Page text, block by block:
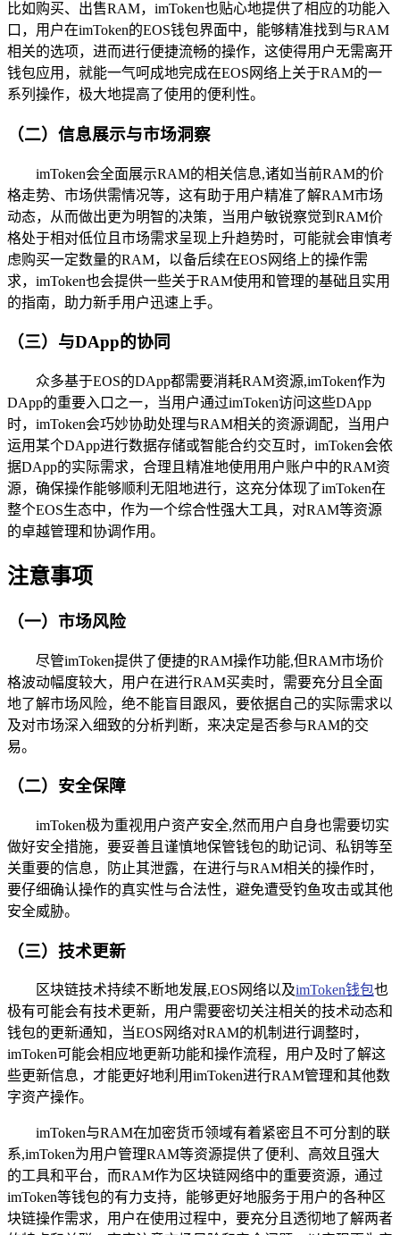
比如购买、出售RAM，imToken也贴心地提供了相应的功能入
口，用户在imToken的EOS钱包界面中，能够精准找到与RAM
相关的选项，进而进行便捷流畅的操作，这使得用户无需离开
钱包应用，就能一气呵成地完成在EOS网络上关于RAM的一
系列操作，极大地提高了使用的便利性。
（二）信息展示与市场洞察
imToken会全面展示RAM的相关信息,诸如当前RAM的价
格走势、市场供需情况等，这有助于用户精准了解RAM市场
动态，从而做出更为明智的决策，当用户敏锐察觉到RAM价
格处于相对低位且市场需求呈现上升趋势时，可能就会审慎考
虑购买一定数量的RAM，以备后续在EOS网络上的操作需
求，imToken也会提供一些关于RAM使用和管理的基础且实用
的指南，助力新手用户迅速上手。
（三）与DApp的协同
众多基于EOS的DApp都需要消耗RAM资源,imToken作为
DApp的重要入口之一，当用户通过imToken访问这些DApp
时，imToken会巧妙协助处理与RAM相关的资源调配，当用户
运用某个DApp进行数据存储或智能合约交互时，imToken会依
据DApp的实际需求，合理且精准地使用用户账户中的RAM资
源，确保操作能够顺利无阻地进行，这充分体现了imToken在
整个EOS生态中，作为一个综合性强大工具，对RAM等资源
的卓越管理和协调作用。
注意事项
（一）市场风险
尽管imToken提供了便捷的RAM操作功能,但RAM市场价
格波动幅度较大，用户在进行RAM买卖时，需要充分且全面
地了解市场风险，绝不能盲目跟风，要依据自己的实际需求以
及对市场深入细致的分析判断，来决定是否参与RAM的交
易。
（二）安全保障
imToken极为重视用户资产安全,然而用户自身也需要切实
做好安全措施，要妥善且谨慎地保管钱包的助记词、私钥等至
关重要的信息，防止其泄露，在进行与RAM相关的操作时，
要仔细确认操作的真实性与合法性，避免遭受钓鱼攻击或其他
安全威胁。
（三）技术更新
区块链技术持续不断地发展,EOS网络以及imToken钱包也
极有可能会有技术更新，用户需要密切关注相关的技术动态和
钱包的更新通知，当EOS网络对RAM的机制进行调整时，
imToken可能会相应地更新功能和操作流程，用户及时了解这
些更新信息，才能更好地利用imToken进行RAM管理和其他数
字资产操作。
imToken与RAM在加密货币领域有着紧密且不可分割的联
系,imToken为用户管理RAM等资源提供了便利、高效且强大
的工具和平台，而RAM作为区块链网络中的重要资源，通过
imToken等钱包的有力支持，能够更好地服务于用户的各种区
块链操作需求，用户在使用过程中，要充分且透彻地了解两者